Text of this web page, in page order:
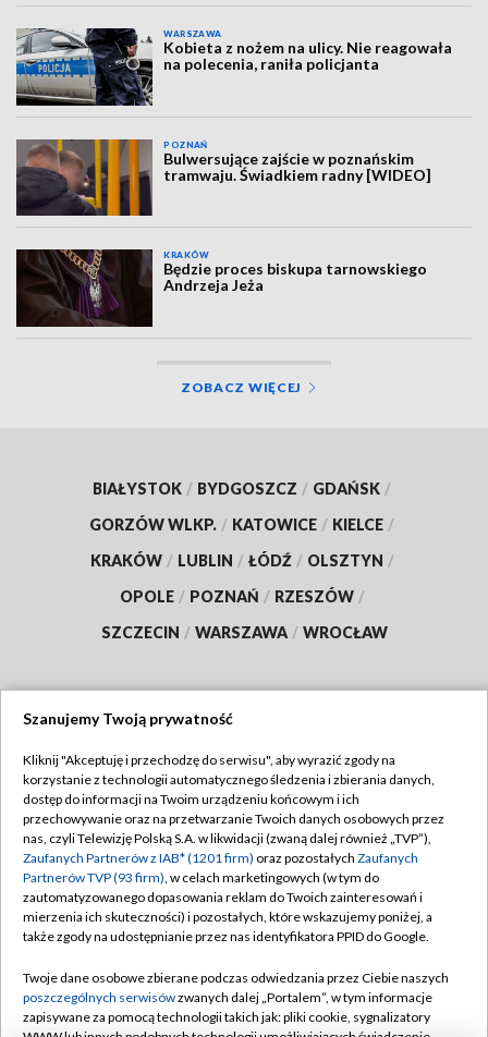
WARSZAWA
Kobieta z nożem na ulicy. Nie reagowała
na polecenia, raniła policjanta
POZNAŃ
Bulwersujące zajście w poznańskim
tramwaju. Świadkiem radny [WIDEO]
KRAKÓW
Będzie proces biskupa tarnowskiego
Andrzeja Jeża
ZOBACZ WIĘCEJ
BIAŁYSTOK / BYDGOSZCZ / GDAŃSK /
GORZÓW WLKP. / KATOWICE / KIELCE /
KRAKÓW / LUBLIN / ŁÓDŹ / OLSZTYN /
OPOLE / POZNAŃ / RZESZÓW /
SZCZECIN / WARSZAWA / WROCŁAW
TVP
Abonament TVP
Emisja w TVP
Centrum informacji TVP
Naziemna Telewizja Cyfrowa
Rada Programowa
System NOS
Regulamin TVP
Polityka prywatności
Moje zgody
Pomoc
Kontakt
Szanujemy Twoją prywatność
Kliknij "Akceptuję i przechodzę do serwisu", aby wyrazić zgody na
korzystanie z technologii automatycznego śledzenia i zbierania danych,
dostęp do informacji na Twoim urządzeniu końcowym i ich
przechowywanie oraz na przetwarzanie Twoich danych osobowych przez
nas, czyli Telewizję Polską S.A. w likwidacji (zwaną dalej również „TVP”),
Zaufanych Partnerów z IAB* (1201 firm) oraz pozostałych Zaufanych
Partnerów TVP (93 firm), w celach marketingowych (w tym do
zautomatyzowanego dopasowania reklam do Twoich zainteresowań i
mierzenia ich skuteczności) i pozostałych, które wskazujemy poniżej, a
także zgody na udostępnianie przez nas identyfikatora PPID do Google.
Twoje dane osobowe zbierane podczas odwiedzania przez Ciebie naszych
poszczególnych serwisówzwanych dalej „Portalem”, w tym informacje
zapisywane za pomocą technologii takich jak: pliki cookie, sygnalizatory